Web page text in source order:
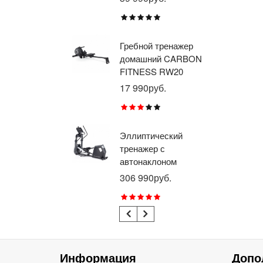
Гребной тренажер
домашний CARBON
FITNESS RW20
17 990руб.
Эллиптический
тренажер с
автонаклоном
профессиональный
BRONZE GYM
E1000M PRO
TURBO (new)
306 990руб.
Информация